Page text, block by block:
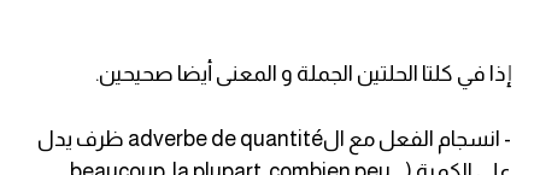
إذا في كلتا الحلتين الجملة و المعنى أيضا صحيحين.
- انسجام الفعل مع الadverbe de quantité ظرف يدل